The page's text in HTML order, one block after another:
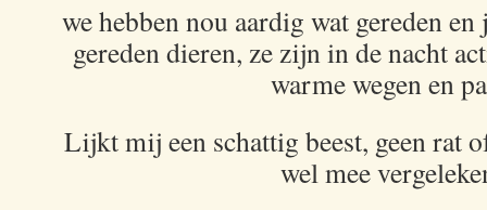
we hebben nou aardig wat gereden
gereden dieren, ze zijn in de nacht
warme wegen en
Lijkt mij een schattig beest, geen rat
wel mee